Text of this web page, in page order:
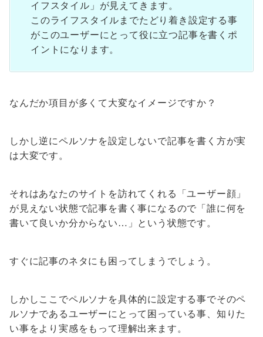
イフスタイル」が見えてきます。
このライフスタイルまでたどり着き設定する事
がこのユーザーにとって役に立つ記事を書くポ
イントになります。
なんだか項目が多くて大変なイメージですか？
しかし逆にペルソナを設定しないで記事を書く方が実
は大変です。
それはあなたのサイトを訪れてくれる「ユーザー顔」
が見えない状態で記事を書く事になるので「誰に何を
書いて良いか分からない…」という状態です。
すぐに記事のネタにも困ってしまうでしょう。
しかしここでペルソナを具体的に設定する事でそのペ
ルソナであるユーザーにとって困っている事、知りた
い事をより実感をもって理解出来ます。